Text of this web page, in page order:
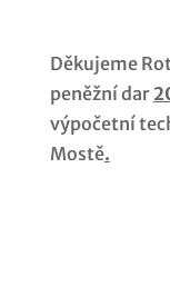
Děkujeme
peněžní dar
výpočetní
Mostě.